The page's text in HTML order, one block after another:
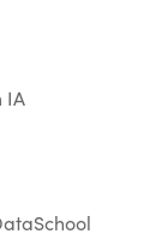
IA